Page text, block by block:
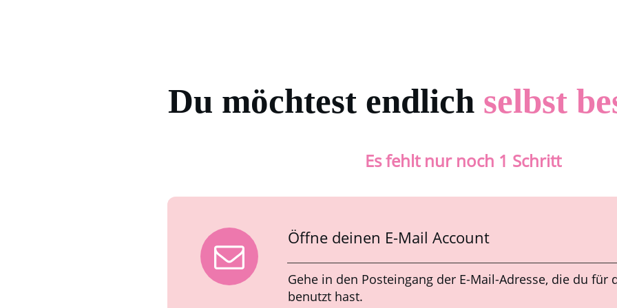
Du möchtest endlich selbst
Es fehlt nur noch 1 Schritt
Öffne deinen E-Mail Account
Gehe in den Posteingang der E-Mail-Adresse, die du für
benutzt hast.